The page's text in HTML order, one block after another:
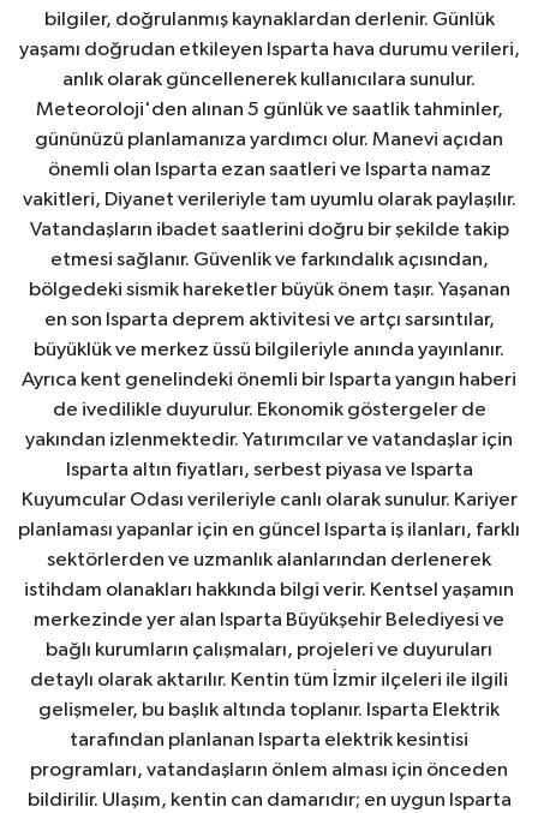
bilgiler, doğrulanmış kaynaklardan derlenir. Günlük
yaşamı doğrudan etkileyen Isparta hava durumu verileri,
anlık olarak güncellenerek kullanıcılara sunulur.
Meteoroloji'den alınan 5 günlük ve saatlik tahminler,
gününüzü planlamanıza yardımcı olur. Manevi açıdan
önemli olan Isparta ezan saatleri ve Isparta namaz
vakitleri, Diyanet verileriyle tam uyumlu olarak paylaşılır.
Vatandaşların ibadet saatlerini doğru bir şekilde takip
etmesi sağlanır. Güvenlik ve farkındalık açısından,
bölgedeki sismik hareketler büyük önem taşır. Yaşanan
en son Isparta deprem aktivitesi ve artçı sarsıntılar,
büyüklük ve merkez üssü bilgileriyle anında yayınlanır.
Ayrıca kent genelindeki önemli bir Isparta yangın haberi
de ivedilikle duyurulur. Ekonomik göstergeler de
yakından izlenmektedir. Yatırımcılar ve vatandaşlar için
Isparta altın fiyatları, serbest piyasa ve Isparta
Kuyumcular Odası verileriyle canlı olarak sunulur. Kariyer
planlaması yapanlar için en güncel Isparta iş ilanları, farklı
sektörlerden ve uzmanlık alanlarından derlenerek
istihdam olanakları hakkında bilgi verir. Kentsel yaşamın
merkezinde yer alan Isparta Büyükşehir Belediyesi ve
bağlı kurumların çalışmaları, projeleri ve duyuruları
detaylı olarak aktarılır. Kentin tüm İzmir ilçeleri ile ilgili
gelişmeler, bu başlık altında toplanır. Isparta Elektrik
tarafından planlanan Isparta elektrik kesintisi
programları, vatandaşların önlem alması için önceden
bildirilir. Ulaşım, kentin can damarıdır; en uygun Isparta